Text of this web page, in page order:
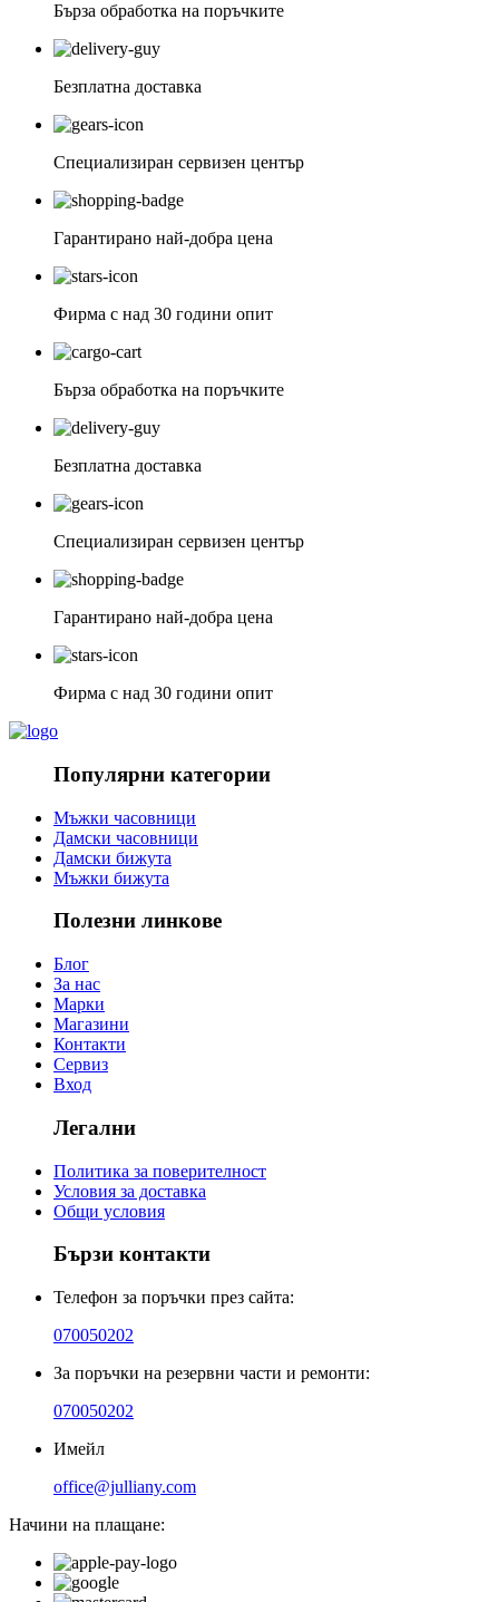
Бърза обработка на поръчките
Безплатна доставка
Специализиран сервизен център
Гарантирано най-добра цена
Фирма с над 30 години опит
Бърза обработка на поръчките
Безплатна доставка
Специализиран сервизен център
Гарантирано най-добра цена
Фирма с над 30 години опит
Популярни категории
Мъжки часовници
Дамски часовници
Дамски бижута
Мъжки бижута
Полезни линкове
Блог
За нас
Марки
Магазини
Контакти
Сервиз
Вход
Легални
Политика за поверителност
Условия за доставка
Общи условия
Бързи контакти
Телефон за поръчки през сайта:
070050202
За поръчки на резервни части и ремонти:
070050202
Имейл
office@julliany.com
Начини на плащане: